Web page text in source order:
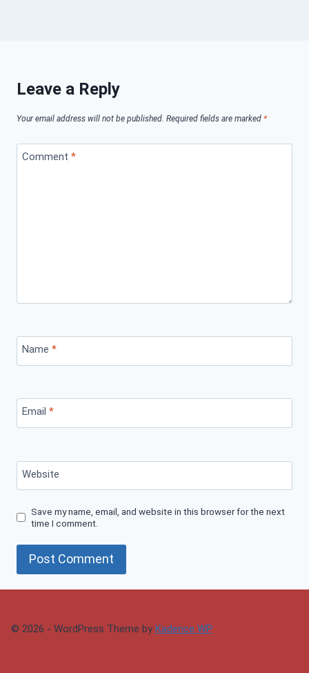
Leave a Reply
Your email address will not be published. Required fields are marked *
Comment *
Name *
Email *
Website
Save my name, email, and website in this browser for the next
time I comment.
© 2026 - WordPress Theme by Kadence WP